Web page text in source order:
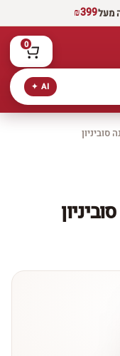
מעל₪399
AI ✦
0
סוביניון